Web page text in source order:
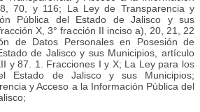
70, y 116; La Ley de Transparencia y
Pública del Estado de Jalisco y sus
X, 3° fracción II inciso a), 20, 21, 22
de Datos Personales en Posesión de
de Jalisco y sus Municipios, artículo
y 87. 1. Fracciones I y X; La Ley para los
Estado de Jalisco y sus Municipios;
y Acceso a la Información Pública del